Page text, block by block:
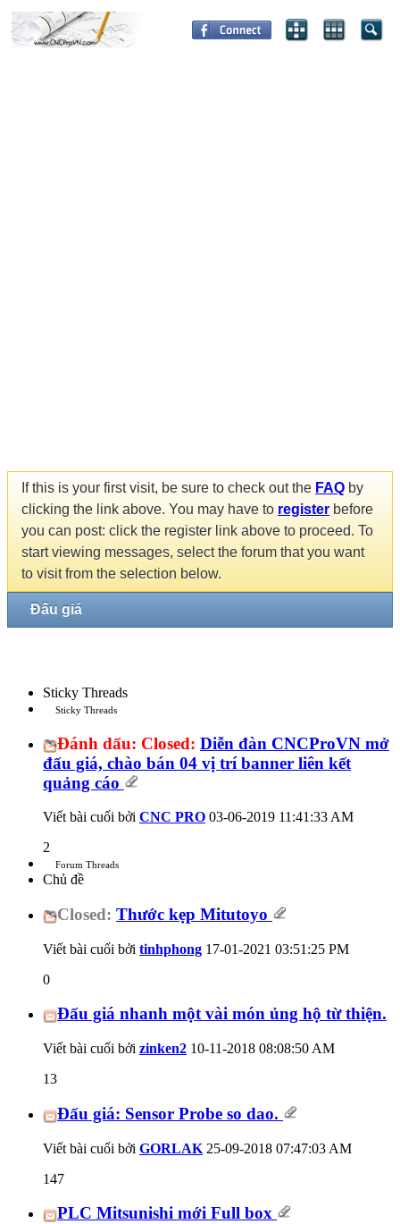
If this is your first visit, be sure to check out the FAQ by
clicking the link above. You may have to register before
you can post: click the register link above to proceed. To
start viewing messages, select the forum that you want
to visit from the selection below.
Đấu giá
Sticky Threads
Sticky Threads
Đánh dấu: Closed: Diễn đàn CNCProVN mở
đấu giá, chào bán 04 vị trí banner liên kết
quảng cáo
Viết bài cuối bởi CNC PRO 03-06-2019 11:41:33 AM
2
Forum Threads
Chủ đề
Closed: Thước kẹp Mitutoyo
Viết bài cuối bởi tinhphong 17-01-2021 03:51:25 PM
0
Đấu giá nhanh một vài món ủng hộ từ thiện.
Viết bài cuối bởi zinken2 10-11-2018 08:08:50 AM
13
Đấu giá: Sensor Probe so dao.
Viết bài cuối bởi GORLAK 25-09-2018 07:47:03 AM
147
PLC Mitsunishi mới Full box